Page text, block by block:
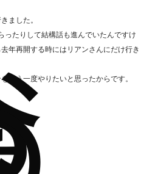
ました。
ったりして結構話も進んでいたんですけ
年再開する時にはリアンさんにだけ行き
もう一度やりたいと思ったからです。